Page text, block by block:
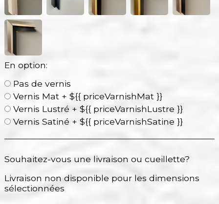
En option:
Pas de vernis
Vernis Mat + ${{ priceVarnishMat }}
Vernis Lustré + ${{ priceVarnishLustre }}
Vernis Satiné + ${{ priceVarnishSatine }}
Souhaitez-vous une livraison ou cueillette?
Livraison non disponible pour les dimensions
sélectionnées